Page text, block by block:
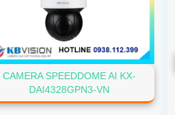
CAMERA SPEEDDOME AI KX-
DAI4328GPN3-VN